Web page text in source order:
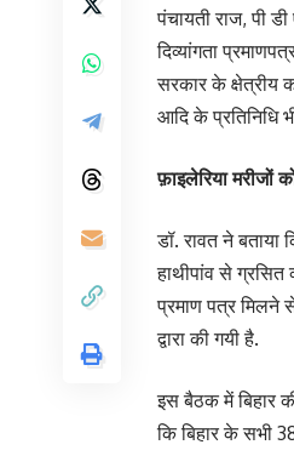
पंचायती राज, पी
दिव्यांगता
सरकार के क्षेत्रीय
आदि के प्रतिनिधि
फ़ाइलेरिया मरीजों
डॉ. रावत ने बताया
हाथीपांव से ग्रसित
प्रमाण पत्र मिलने
द्वारा की गयी है.
इस बैठक में बिहार
कि बिहार के सभी